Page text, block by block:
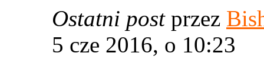
Ostatni post przez
5 cze 2016, o 10:23